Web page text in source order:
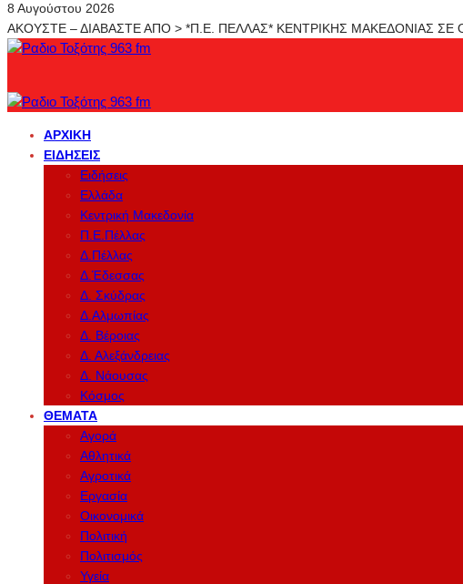
8 Αυγούστου 2026
ΑΚΟΥΣΤΕ – ΔΙΑΒΑΣΤΕ ΑΠΟ > *Π.Ε. ΠΕΛΛΑΣ* ΚΕΝΤΡΙΚΗΣ ΜΑΚΕΔΟΝΙΑΣ
ΑΡΧΙΚΉ
ΕΙΔΉΣΕΙΣ
Ειδήσεις
Ελλάδα
Κεντρική Μακεδονία
Π.Ε.Πέλλας
Δ.Πέλλας
Δ.Έδεσσας
Δ. Σκύδρας
Δ.Αλμωπίας
Δ. Βέροιας
Δ. Αλεξάνδρειας
Δ. Νάουσας
Κόσμος
ΘΈΜΑΤΑ
Αγορά
Αθλητικά
Αγροτικά
Εργασία
Οικονομικά
Πολιτική
Πολιτισμός
Υγεία